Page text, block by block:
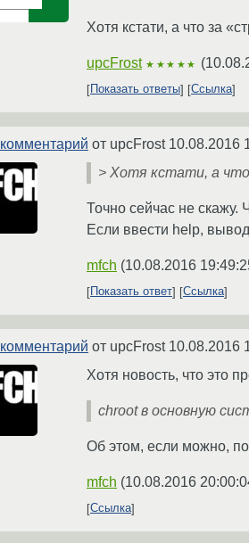
Хотя кстати, а что за
upcFrost ★★★★★ (
Показать ответы Ссылка
комментарий от upcFrost 10.08.2016
> Хотя кстати, а
Точно сейчас не скажу.
Если ввести help,
mfch (10.08.2016
Показать ответ
Ссылка
комментарий от upcFrost 10.08.2016
Хотя новость, что это
chroot в основную
Об этом, если можно,
mfch (10.08.2016
Ссылка